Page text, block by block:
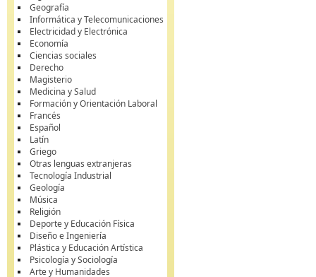
Geografía
Informática y Telecomunicaciones
Electricidad y Electrónica
Economía
Ciencias sociales
Derecho
Magisterio
Medicina y Salud
Formación y Orientación Laboral
Francés
Español
Latín
Griego
Otras lenguas extranjeras
Tecnología Industrial
Geología
Música
Religión
Deporte y Educación Física
Diseño e Ingeniería
Plástica y Educación Artística
Psicología y Sociología
Arte y Humanidades